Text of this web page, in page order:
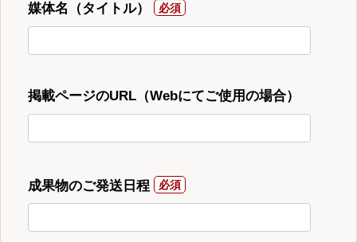
媒体名（タイトル）
掲載ページのURL（Webにてご使用の場合）
成果物のご発送日程